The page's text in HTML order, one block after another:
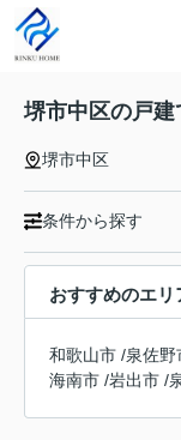
堺市中区の戸建
堺市中区
条件から探す
おすすめのエリ
和歌山市 /泉佐野
海南市 /岩出市 /